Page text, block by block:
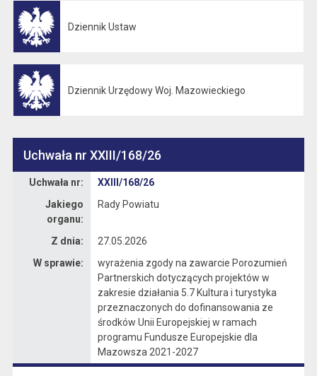
Dziennik Ustaw
Dziennik Urzędowy Woj. Mazowieckiego
Uchwała nr XXIII/168/26
Uchwała nr:
XXIII/168/26
Jakiego
organu:
Rady Powiatu
Z dnia:
27.05.2026
W sprawie:
wyrażenia zgody na zawarcie Porozumień
Partnerskich dotyczących projektów w
zakresie działania 5.7 Kultura i turystyka
przeznaczonych do dofinansowania ze
środków Unii Europejskiej w ramach
programu Fundusze Europejskie dla
Mazowsza 2021-2027